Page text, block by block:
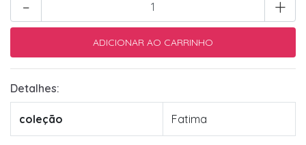
+
-
Detalhes:
coleção Fatima